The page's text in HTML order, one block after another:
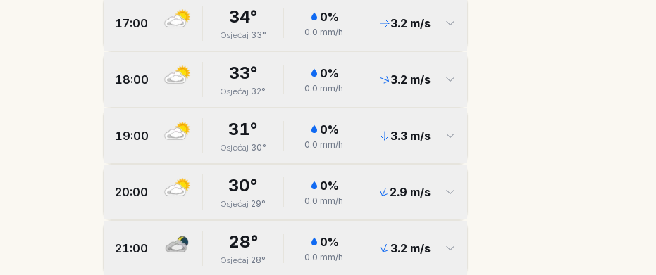
17:00 34°
Osjećaj 33°
0%
0.0 mm/h
3.2 m/s
18:00 33°
Osjećaj 32°
0%
0.0 mm/h
3.2 m/s
19:00 31°
Osjećaj 30°
0%
0.0 mm/h
3.3m/s
20:00 30°
Osjećaj 29°
0%
0.0 mm/h
2.9 m/s
21:00 28°
Osjećaj 28°
0%
0.0 mm/h
3.2 m/s